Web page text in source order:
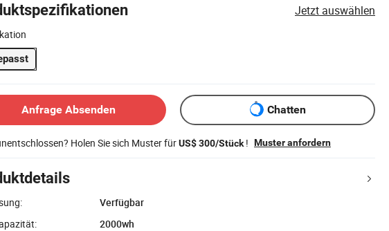
Jetzt auswählen
Anfrage Absenden Chatten
Holen Sie sich Muster fürUS$ 300/Stück! Muster anfordern
Verfügbar
2000wh